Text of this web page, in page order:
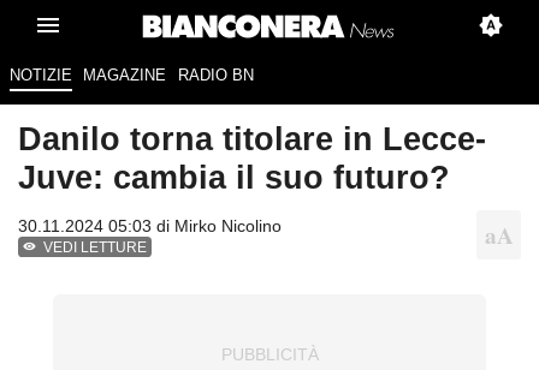
NOTIZIE MAGAZINE RADIO BN
Danilo torna titolare in Lecce-
Juve: cambia il suo futuro?
30.11.2024 05:03 di Mirko Nicolino
VEDI LETTURE